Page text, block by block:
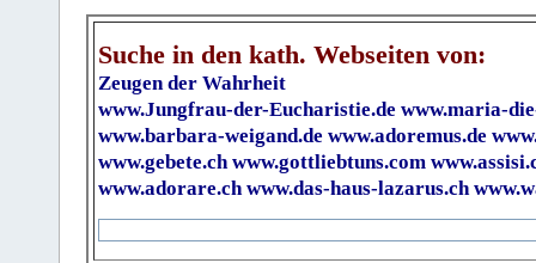
Suche in den kath. Webseiten von:
Zeugen der Wahrheit
www.Jungfrau-der-Eucharistie.de www.maria-
www.barbara-weigand.de www.adoremus.de
www.gebete.ch www.gottliebtuns.com
www.adorare.ch www.das-haus-lazarus.ch